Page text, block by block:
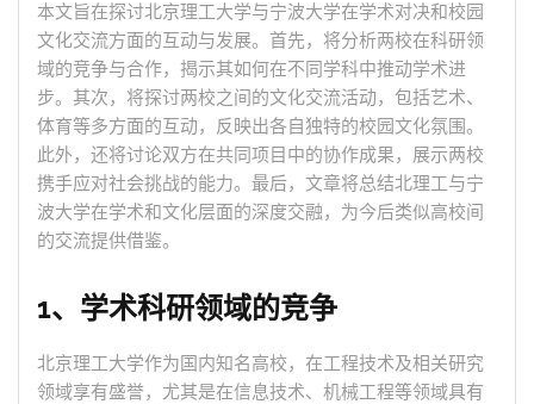
本文旨在探讨北京理工大学与宁波大学在学术对决和校园
文化交流方面的互动与发展。首先，将分析两校在科研领
域的竞争与合作，揭示其如何在不同学科中推动学术进
步。其次，将探讨两校之间的文化交流活动，包括艺术、
体育等多方面的互动，反映出各自独特的校园文化氛围。
此外，还将讨论双方在共同项目中的协作成果，展示两校
携手应对社会挑战的能力。最后，文章将总结北理工与宁
波大学在学术和文化层面的深度交融，为今后类似高校间
的交流提供借鉴。
1、学术科研领域的竞争
北京理工大学作为国内知名高校，在工程技术及相关研究
领域享有盛誉，尤其是在信息技术、机械工程等领域具有